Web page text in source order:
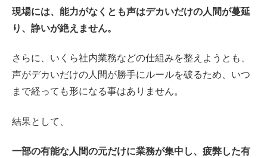
現場には、能力がなくとも声はデカいだけの人間が蔓延
り、諍いが絶えません。
さらに、いくら社内業務などの仕組みを整えようとも、
声がデカいだけの人間が勝手にルールを破るため、いつ
まで経っても形になる事はありません。
結果として、
一部の有能な人間の元だけに業務が集中し、疲弊した有